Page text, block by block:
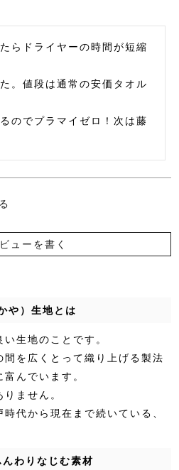
らドライヤーの時間が短縮
。値段は通常の安価タオル
のでプラマイゼロ！次は藤
ューを書く
や）生地とは
生地のことです。
を広くとって織り上げる製法
んでいます。
ません。
代から現在まで続いている、
わりなじむ素材